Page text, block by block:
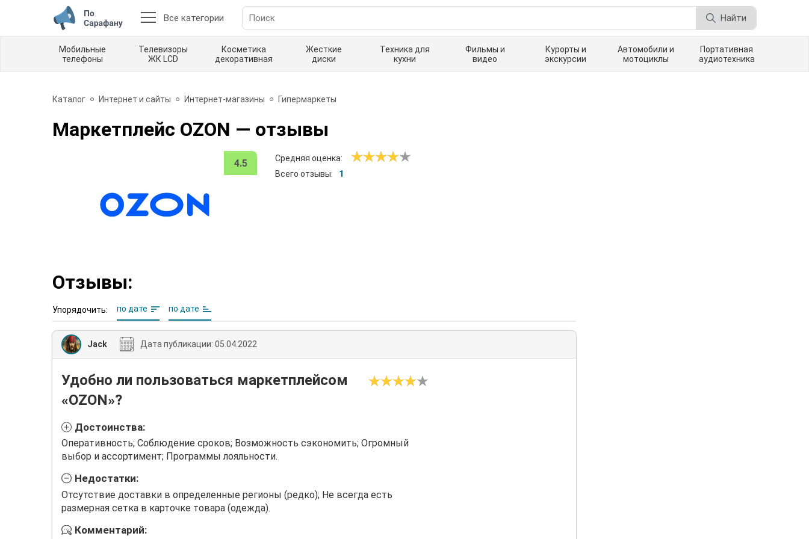
Все категории Найти
Мобильные
телефоны
Телевизоры
ЖК LCD
Косметика
декоративная
Жесткие
диски
Техника для
кухни
Фильмы и
видео
Курорты и
экскурсии
Автомобили и
мотоциклы
Портативная
аудиотехника
Каталог Интернет и сайты Интернет-магазины Гипермаркеты
Маркетплейс OZON — отзывы
4.5
Средняя оценка:
Всего отзывы:
1
Отзывы:
Упорядочить: по дате по дате
Jack Дата публикации: 05.04.2022
Удобно ли пользоваться маркетплейсом
«OZON»?
Достоинства:
Оперативность; Соблюдение сроков; Возможность сэкономить; Огромный
выбор и ассортимент; Программы лояльности.
Недостатки:
Отсутствие доставки в определенные регионы (редко); Не всегда есть
размерная сетка в карточке товара (одежда).
Комментарий: